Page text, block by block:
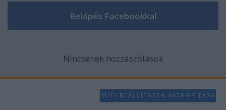
Nincsenek hozzászólások
SÜTI BEÁLLÍTÁSOK MÓDOSÍTÁSA